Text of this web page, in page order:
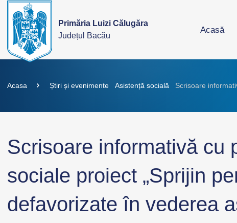
Primăria Luizi Călugăra
Județul Bacău
Acasă
Acasa Știri și evenimente Asistență socială Scrisoare
Scrisoare informativă cu
sociale proiect „Sprijin
defavorizate în vederea